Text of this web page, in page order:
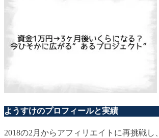
ようすけのプロフィールと実績
2018の2月からアフィリエイトに再挑戦し